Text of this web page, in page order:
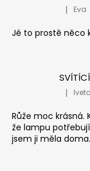
| Eva
Jé to prostě něco
| Iveta
Růže moc krásná.
že lampu
jsem ji měla